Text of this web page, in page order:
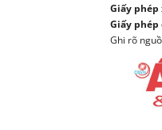
Giấy phép
Giấy
Ghi rõ